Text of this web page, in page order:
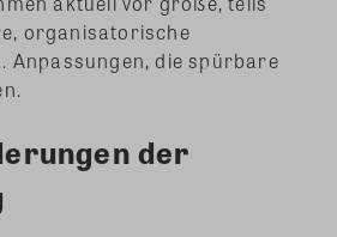
organisatorische
Anpassungen, die spürbare
der